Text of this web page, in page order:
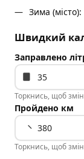
Зима
Швидкий
Заправлено
Торкнись, щоб
Пройдено км
Торкнись, щоб